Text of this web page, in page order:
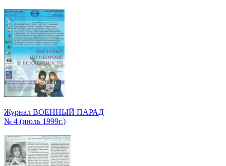
Журнал ВОЕННЫЙ ПАРАД
№ 4 (июль 1999г.)